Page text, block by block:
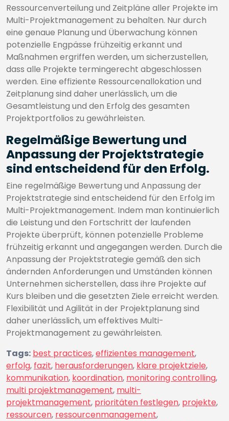
Ressourcenverteilung und Zeitpläne aller Projekte im
Multi-Projektmanagement zu behalten. Nur durch
eine genaue Planung und Überwachung können
potenzielle Engpässe frühzeitig erkannt und
Maßnahmen ergriffen werden, um sicherzustellen,
dass alle Projekte termingerecht abgeschlossen
werden. Eine effiziente Ressourcenallokation und
Zeitplanung sind daher unerlässlich, um die
Gesamtleistung und den Erfolg des gesamten
Projektportfolios zu gewährleisten.
Regelmäßige Bewertung und
Anpassung der Projektstrategie
sind entscheidend für den Erfolg.
Eine regelmäßige Bewertung und Anpassung der
Projektstrategie sind entscheidend für den Erfolg im
Multi-Projektmanagement. Indem man kontinuierlich
die Leistung und den Fortschritt der laufenden
Projekte überprüft, können potenzielle Probleme
frühzeitig erkannt und angegangen werden. Durch die
Anpassung der Projektstrategie gemäß den sich
ändernden Anforderungen und Umständen können
Unternehmen sicherstellen, dass ihre Projekte auf
Kurs bleiben und die gesetzten Ziele erreicht werden.
Flexibilität und Agilität in der Projektplanung sind
daher unerlässlich, um effektives Multi-
Projektmanagement zu gewährleisten.
Tags: best practices,effizientes management,
erfolg, fazit, herausforderungen, klare projektziele,
kommunikation, koordination, monitoring controlling,
multi projektmanagement, multi-
projektmanagement, prioritäten festlegen, projekte,
ressourcen, ressourcenmanagement,